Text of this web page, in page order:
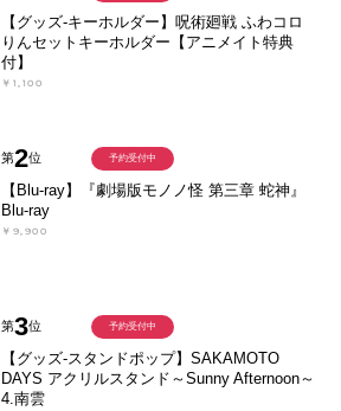
【グッズ-キーホルダー】呪術廻戦 ふわコロ
りんセットキーホルダー【アニメイト特典
付】
￥1,100
第2位
【Blu-ray】『劇場版モノノ怪 第三章 蛇神』
Blu-ray
￥9,900
予約受付中
第3位
【グッズ-スタンドポップ】SAKAMOTO
DAYS アクリルスタンド～Sunny Afternoon～
4.南雲
予約受付中